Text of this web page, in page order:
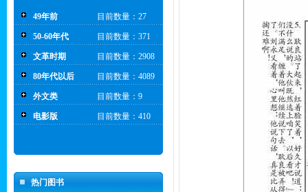
49年前 目前数量：27
50-60年代 目前数量：371
文革时期 目前数量：2908
80年代以后 目前数量：4089
外文类 目前数量：9
电影版 目前数量：410
热门图书